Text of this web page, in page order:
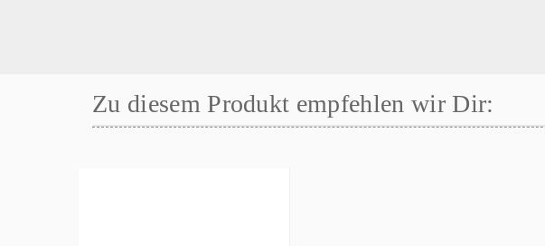
Zu diesem Produkt empfehlen wir Dir: